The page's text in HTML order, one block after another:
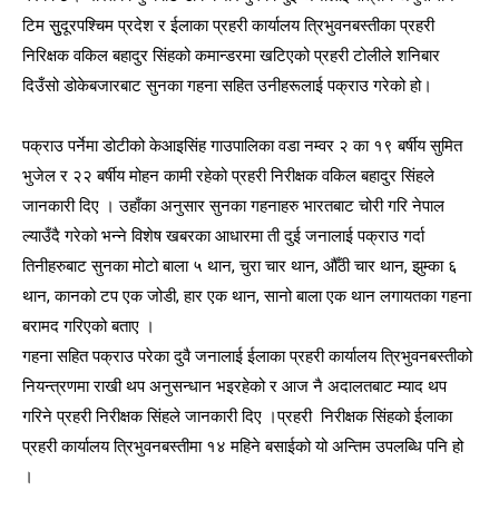
टिम सुुदूरपश्चिम प्रदेश र ईलाका प्रहरी कार्यालय त्रिभुवनबस्तीका प्रहरी
निरिक्षक वकिल बहादुर सिंहको कमान्डरमा खटिएको प्रहरी टोलीले शनिबार
दिउँसो डोकेबजारबाट सुनका गहना सहित उनीहरूलाई पक्राउ गरेको हो।
पक्राउ पर्नेमा डोटीको केआइसिंह गाउपालिका वडा नम्वर २ का १९ बर्षीय सुमित
भुजेल र २२ बर्षीय मोहन कामी रहेको प्रहरी निरीक्षक वकिल बहादुर सिंहले
जानकारी दिए । उहाँका अनुसार सुनका गहनाहरु भारतबाट चोरी गरि नेपाल
ल्याउँदै गरेको भन्ने विशेष खबरका आधारमा ती दुई जनालाई पक्राउ गर्दा
तिनीहरुबाट सुनका मोटो बाला ५ थान, चुरा चार थान, औँठी चार थान, झुम्का ६
थान, कानको टप एक जोडी, हार एक थान, सानो बाला एक थान लगायतका गहना
बरामद गरिएको बताए ।
गहना सहित पक्राउ परेका दुवै जनालाई ईलाका प्रहरी कार्यालय त्रिभुवनबस्तीको
नियन्त्रणमा राखी थप अनुसन्धान भइरहेको र आज नै अदालतबाट म्याद थप
गरिने प्रहरी निरीक्षक सिंहले जानकारी दिए ।प्रहरी निरीक्षक सिंहको ईलाका
प्रहरी कार्यालय त्रिभुवनबस्तीमा १४ महिने बसाईको यो अन्तिम उपलब्धि पनि हो
।